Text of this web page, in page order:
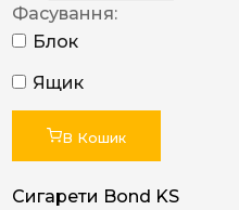
Фасування:
Блок
Ящик
В Кошик
Сигарети Bond KS